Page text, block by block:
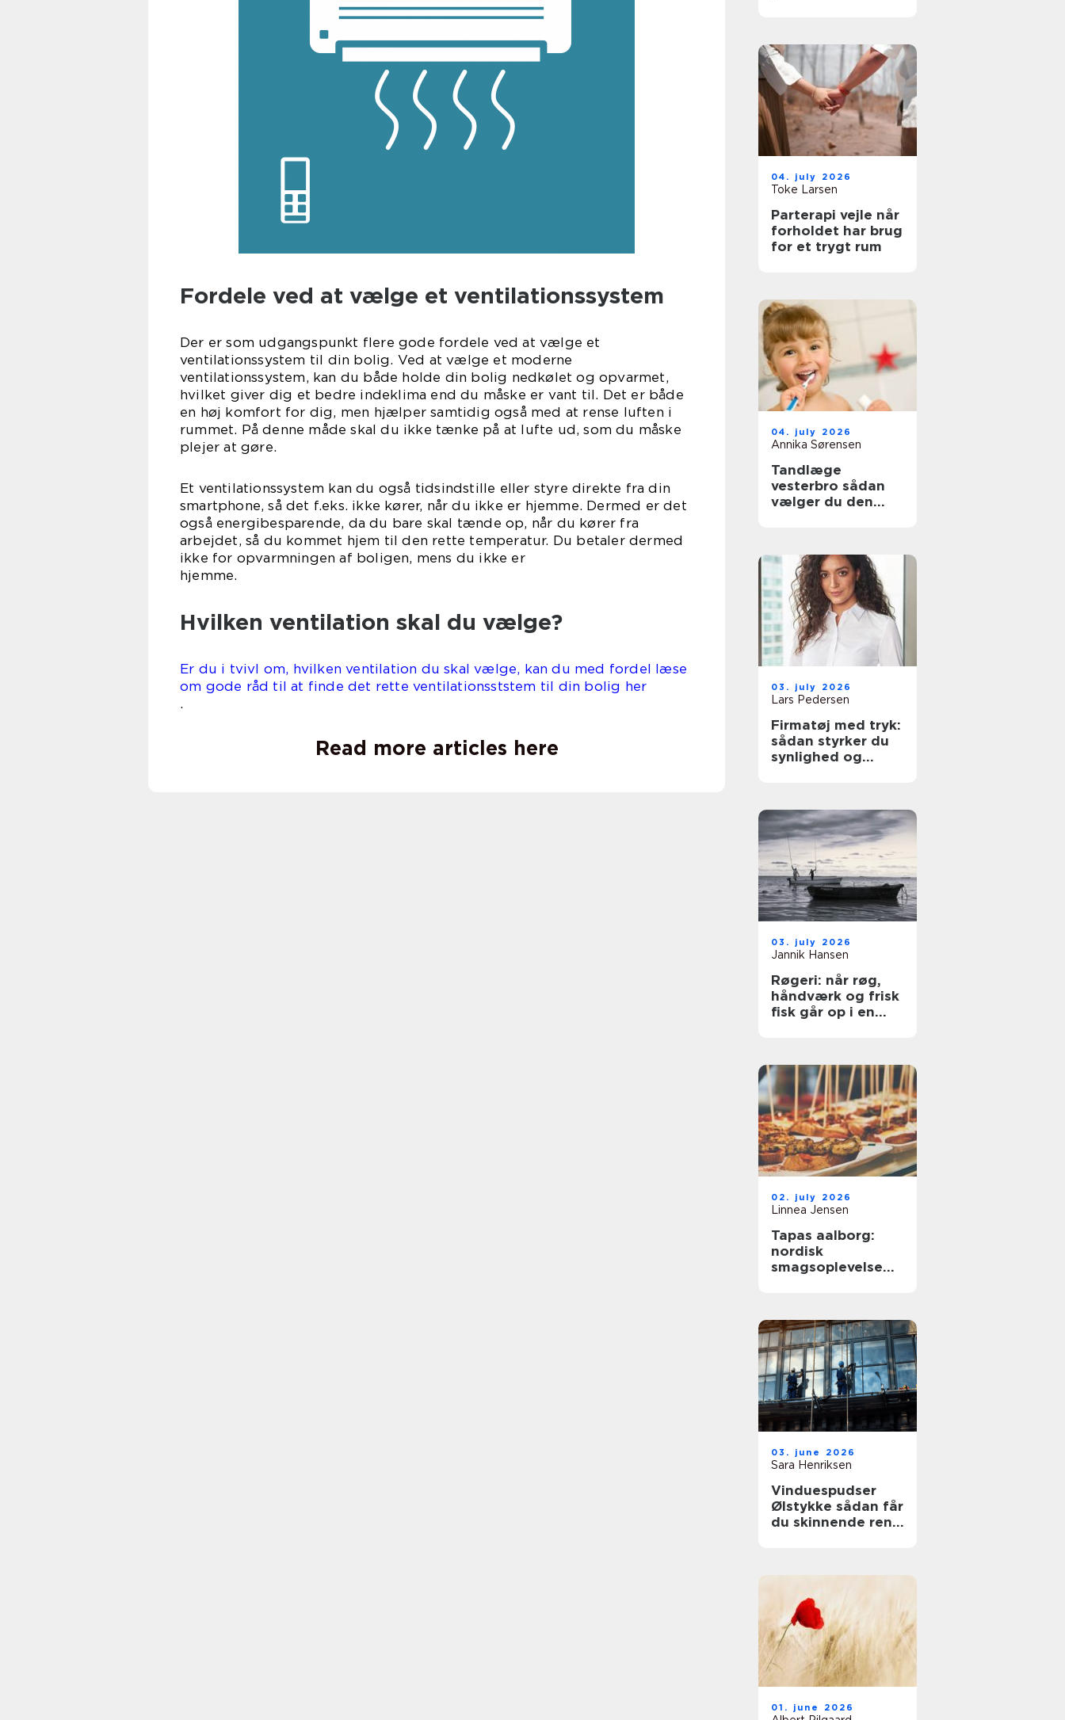
Fordele ved at vælge et ventilationssystem
Der er som udgangspunkt flere gode fordele ved at vælge et
ventilationssystem til din bolig. Ved at vælge et moderne
ventilationssystem, kan du både holde din bolig nedkølet og opvarmet,
hvilket giver dig et bedre indeklima end du måske er vant til. Det er både
en høj komfort for dig, men hjælper samtidig også med at rense luften i
rummet. På denne måde skal du ikke tænke på at lufte ud, som du måske
plejer at gøre.
Et ventilationssystem kan du også tidsindstille eller styre direkte fra din
smartphone, så det f.eks. ikke kører, når du ikke er hjemme. Dermed er det
også energibesparende, da du bare skal tænde op, når du kører fra
arbejdet, så du kommet hjem til den rette temperatur. Du betaler dermed
ikke for opvarmningen af boligen, mens du ikke er
hjemme.
Hvilken ventilation skal du vælge?
Er du i tvivl om, hvilken ventilation du skal vælge, kan du med fordel læse
om gode råd til at finde det rette ventilationsststem til din bolig her
.
Read more articles here
04. july 2026
Toke Larsen
Parterapi vejle når
forholdet har brug
for et trygt rum
04. july 2026
Annika Sørensen
Tandlæge
vesterbro sådan
vælger du den
03. july 2026
Lars Pedersen
Firmatøj med tryk:
sådan styrker du
synlighed og
03. july 2026
Jannik Hansen
Røgeri: når røg,
håndværk og frisk
fisk går op i en
02. july 2026
Linnea Jensen
Tapas aalborg:
nordisk
smagsoplevelse
03. june 2026
Sara Henriksen
Vinduespudser
Ølstykke sådan får
du skinnende rene
01. june 2026